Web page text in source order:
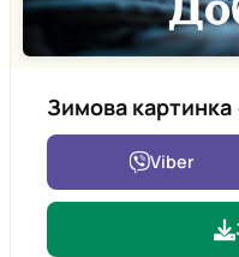
Зимова
Viber